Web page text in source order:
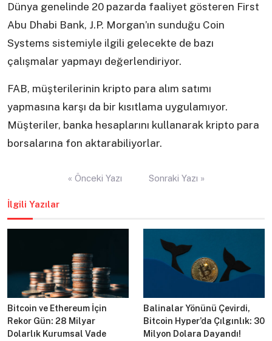
Dünya genelinde 20 pazarda faaliyet gösteren First
Abu Dhabi Bank, J.P. Morgan’ın sunduğu Coin
Systems sistemiyle ilgili gelecekte de bazı
çalışmalar yapmayı değerlendiriyor.
FAB, müşterilerinin kripto para alım satımı
yapmasına karşı da bir kısıtlama uygulamıyor.
Müşteriler, banka hesaplarını kullanarak kripto para
borsalarına fon aktarabiliyorlar.
« Önceki Yazı Sonraki Yazı »
İlgili Yazılar
Bitcoin ve Ethereum İçin
Rekor Gün: 28 Milyar
Dolarlık Kurumsal Vade
Balinalar Yönünü Çevirdi,
Bitcoin Hyper’da Çılgınlık: 30
Milyon Dolara Dayandı!